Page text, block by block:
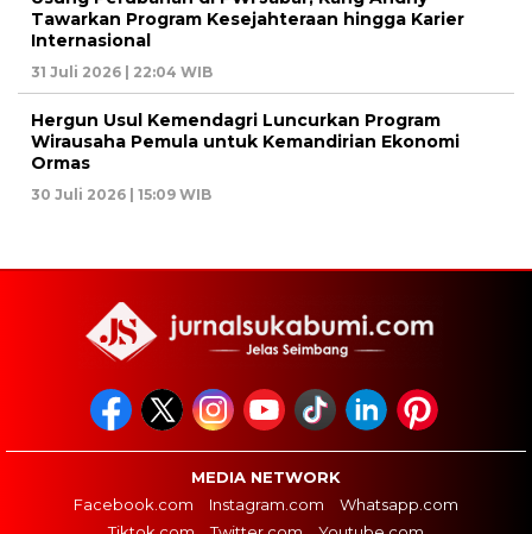
Tawarkan Program Kesejahteraan hingga Karier
Internasional
31 Juli 2026 | 22:04 WIB
Hergun Usul Kemendagri Luncurkan Program
Wirausaha Pemula untuk Kemandirian Ekonomi
Ormas
30 Juli 2026 | 15:09 WIB
MEDIA NETWORK
Facebook.com
Instagram.com
Whatsapp.com